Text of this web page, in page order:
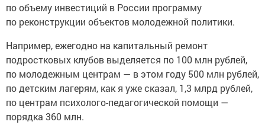
по объему инвестиций в России программу
по реконструкции объектов молодежной политики.
Например, ежегодно на капитальный ремонт
подростковых клубов выделяется по 100 млн рублей,
по молодежным центрам — в этом году 500 млн рублей,
по детским лагерям, как я уже сказал, 1,3 млрд рублей,
по центрам психолого-педагогической помощи —
порядка 360 млн.